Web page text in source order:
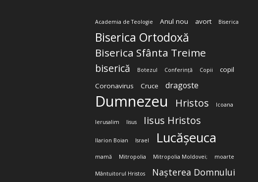
Academia de Teologie Anul nou avort Biserica
Biserica Ortodoxă
Biserica Sfânta Treime
biserică Botezul Conferință Copii
copil
Coronavirus
Cruce dragoste
Dumnezeu Hristos Icoana
Ierusalim Iisus Iisus Hristos
Ilarion Boian Israel Lucășeuca
mamă Mitropolia Mitropolia Moldovei; moarte
Mântuitorul Hristos Nașterea Domnului